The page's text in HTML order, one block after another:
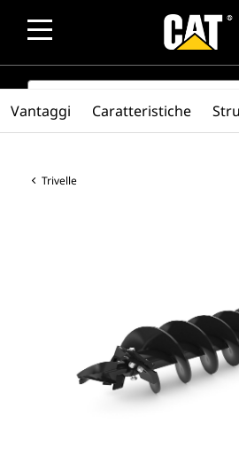
SEARCH
Trivelle
Vantaggi Caratteristiche